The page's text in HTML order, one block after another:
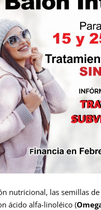
nutricional, las semillas
ácido alfa-linoléico (